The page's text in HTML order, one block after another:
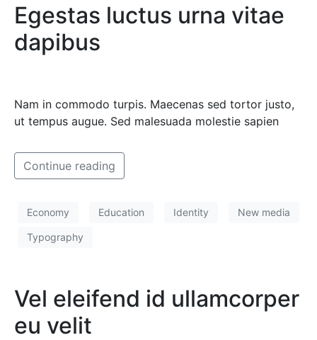
Egestas luctus urna vitae
dapibus
Nam in commodo turpis. Maecenas sed tortor justo,
ut tempus augue. Sed malesuada molestie sapien
Continue reading
Economy Education Identity New media
Typography
Vel eleifend id ullamcorper
eu velit